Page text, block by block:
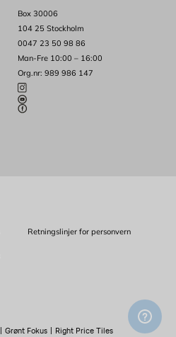
Box 30006
104 25 Stockholm
0047 23 50 98 86
Man-Fre 10:00 – 16:00
Org.nr: 989 986 147
Retningslinjer for personvern
Grønt Fokus Right Price Tiles